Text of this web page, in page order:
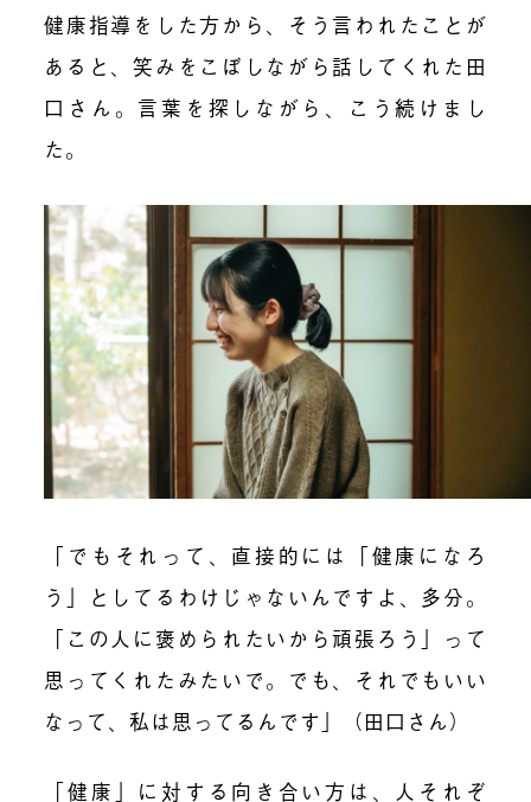
健康指導をした方から、そう言われたことが
あると、笑みをこぼしながら話してくれた田
口さん。言葉を探しながら、こう続けまし
た。
「でもそれって、直接的には「健康になろ
う」としてるわけじゃないんですよ、多分。
「この人に褒められたいから頑張ろう」って
思ってくれたみたいで。でも、それでもいい
なって、私は思ってるんです」（田口さん）
「健康」に対する向き合い方は、人それぞ